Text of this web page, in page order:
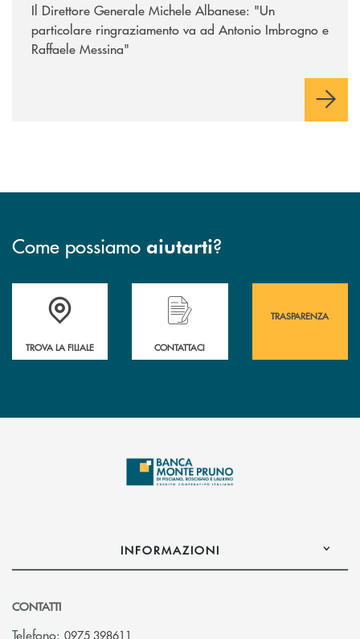
Il Direttore Generale Michele Albanese: "Un
particolare ringraziamento va ad Antonio Imbrogno e
Raffaele Messina"
Come possiamo aiutarti?
Accedi all' elenco completo&nbsp; delle&nbsp; filiali&nbsp; di Banca
TROVA LA FILIALE
Hai bisogno di assistenza immediata?
CONTATTACI
TRASPARENZA
INFORMAZIONI
CONTATTI
Telefono: 0975 398611